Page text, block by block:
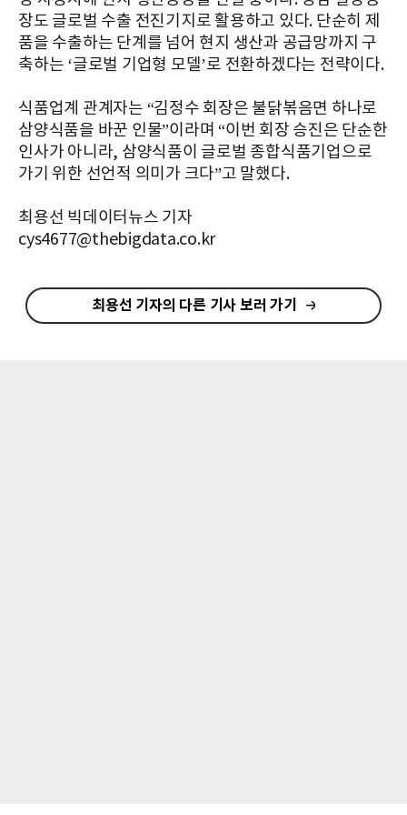
장도 글로벌 수출 전진기지로 활용하고 있다. 단순히 제
품을 수출하는 단계를 넘어 현지 생산과 공급망까지 구
축하는 ‘글로벌 기업형 모델’로 전환하겠다는 전략이다.
식품업계 관계자는 “김정수 회장은 불닭볶음면 하나로
삼양식품을 바꾼 인물”이라며 “이번 회장 승진은 단순한
인사가 아니라, 삼양식품이 글로벌 종합식품기업으로
가기 위한 선언적 의미가 크다”고 말했다.
최용선 빅데이터뉴스 기자
cys4677@thebigdata.co.kr
최용선 기자의 다른 기사 보러 가기